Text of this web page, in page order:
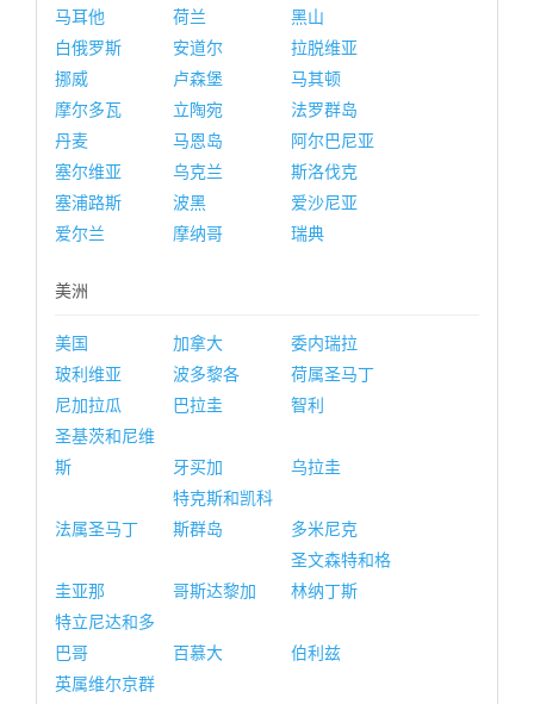
马耳他
荷兰
黑山
白俄罗斯
安道尔
拉脱维亚
挪威
卢森堡
马其顿
摩尔多瓦
立陶宛
法罗群岛
丹麦
马恩岛
阿尔巴尼亚
塞尔维亚
乌克兰
斯洛伐克
塞浦路斯
波黑
爱沙尼亚
爱尔兰
摩纳哥 瑞典
美洲
美国 加拿大
委内瑞拉
玻利维亚
波多黎各
荷属圣马丁
尼加拉瓜
巴拉圭
智利
圣基茨和尼维
斯
牙买加 乌拉圭
法属圣马丁
特克斯和凯科
斯群岛
多米尼克
圭亚那 哥斯达黎加
圣文森特和格
林纳丁斯
特立尼达和多
巴哥
百慕大
伯利兹
英属维尔京群